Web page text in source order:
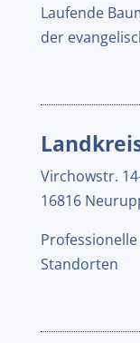
Laufende
der
Virchowstr.
16816
Standorten